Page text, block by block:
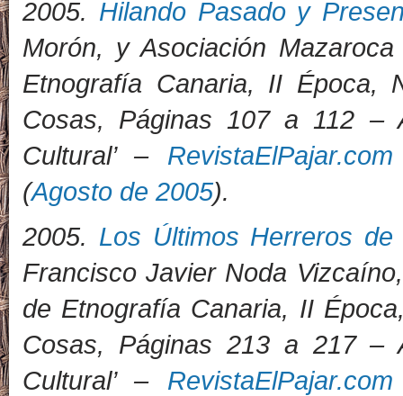
2005. Hilando Pasado y
Morón, y Asociación
Etnografía Canaria, II Época,
Cosas, Páginas 107 a 112 –
Cultural’ – RevistaElPajar.com
(Agosto de 2005).
2005. Los Últimos Herreros
Francisco Javier Noda
de Etnografía Canaria, II
Cosas, Páginas 213 a 217 –
Cultural’ – RevistaElPajar.com